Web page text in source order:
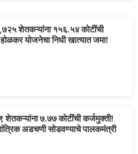
शेतकऱ्यांना १५६.५४ कोटींची
योजनेचा निधी खात्यात जमा!
शेतकऱ्यांना ७.७७ कोटींची कर्जमुक्ती!
अडचणी सोडवण्याचे पालकमंत्री